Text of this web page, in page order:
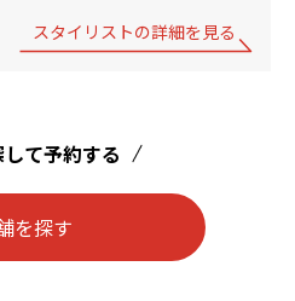
スタイリストの詳細を見る
て予約する
を探す